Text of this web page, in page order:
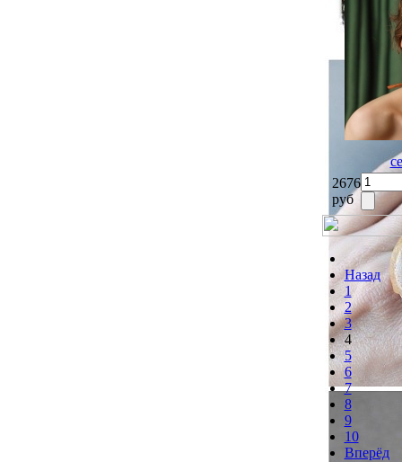
2676
руб
Назад
1
2
3
4
5
6
7
8
9
10
Вперёд